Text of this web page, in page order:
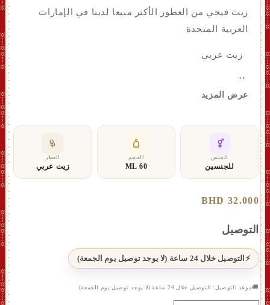
زيت فيجي من العطور الأكثر مبيعا لدينا في الإمارات
العربية المتحدة
زيت عربي
للجنسين
القلب : ياسمين
عرض المزيد
الجنس
للجنسين
الحجم
60 ML
العطر
زيت عربي
سعر
32.000 BHD
التوصيل
التوصيل خلال 24 ساعة (لا يوجد توصيل يوم الجمعة)
🚚موعد التوصيل: التوصيل خلال 24 ساعة (لا يوجد توصيل يوم الجمعة)